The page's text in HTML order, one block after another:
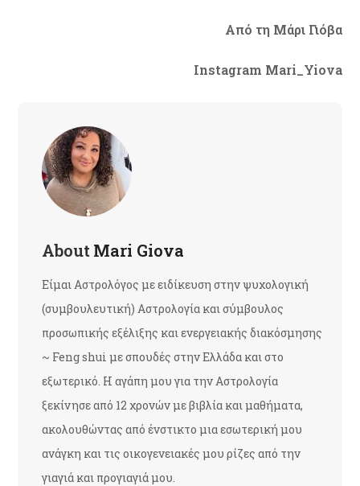
Από τη Μάρι Γιόβα
Instagram Mari_Yiova
AboutMari Giova
Είμαι Αστρολόγος με ειδίκευση στην ψυχολογική
(συμβουλευτική) Αστρολογία και σύμβουλος
προσωπικής εξέλιξης και ενεργειακής διακόσμησης
~ Feng shui με σπουδές στην Ελλάδα και στο
εξωτερικό. Η αγάπη μου για την Αστρολογία
ξεκίνησε από 12 χρονών με βιβλία και μαθήματα,
ακολουθώντας από ένστικτο μια εσωτερική μου
ανάγκη και τις οικογενειακές μου ρίζες από την
γιαγιά και προγιαγιά μου.